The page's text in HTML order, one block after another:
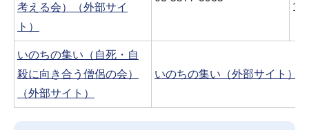
考える会）（外部サイ
ト）
13
いのちの集い（自死・自
殺に向き合う僧侶の会）
（外部サイト）
いのちの集い（外部サイト）